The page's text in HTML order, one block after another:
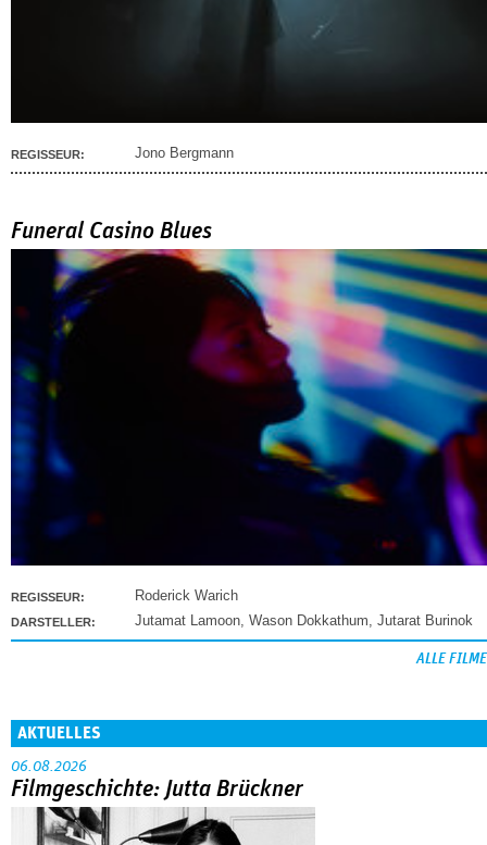
REGISSEUR: Jono Bergmann
Funeral Casino Blues
REGISSEUR: Roderick Warich
DARSTELLER: Jutamat Lamoon, Wason Dokkathum, Jutarat Burinok
ALLE FILME
AKTUELLES
06.08.2026
Filmgeschichte: Jutta Brückner